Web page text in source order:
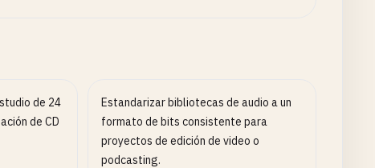
de 24
de CD
Estandarizar bibliotecas de audio a un
formato de bits consistente para
proyectos de edición de video o
podcasting.